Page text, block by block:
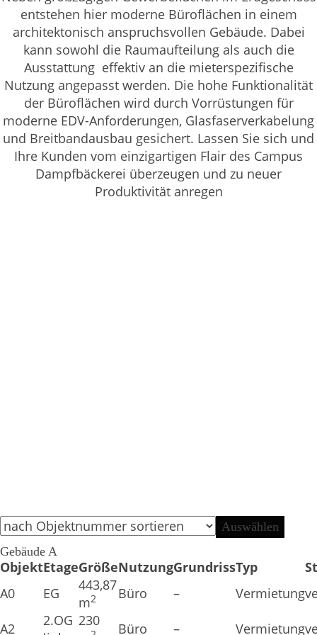
entstehen hier moderne Büroflächen in einem
architektonisch anspruchsvollen Gebäude. Dabei
kann sowohl die Raumaufteilung als auch die
Ausstattung effektiv an die mieterspezifische
Nutzung angepasst werden. Die hohe Funktionalität
der Büroflächen wird durch Vorrüstungen für
moderne EDV-Anforderungen, Glasfaserverkabelung
und Breitbandausbau gesichert. Lassen Sie sich und
Ihre Kunden vom einzigartigen Flair des Campus
Dampfbäckerei überzeugen und zu neuer
Produktivität anregen
Gebäude A
ObjektEtageGrößeNutzungGrundrissTyp
A0
EG
443,87
m2 Büro – Vermietung
A2
2.OG 230
Büro – Vermietung